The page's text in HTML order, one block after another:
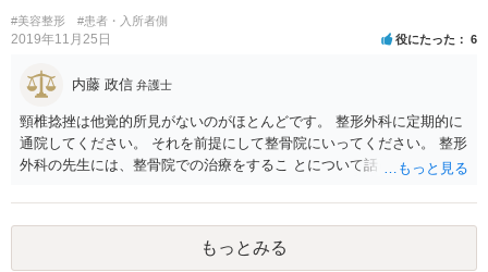
#美容整形 #患者・入所者側
2019年11月25日 役にたった 6
内藤 政信 弁護士
頸椎捻挫は他覚的所見がないのがほとんどです。 整形外科に定期的に
通院してください。 それを前提にして整骨院にいってください。 整形
外科の先生には、整骨院での治療をするこ とについて話し、OKをも
もっとみる